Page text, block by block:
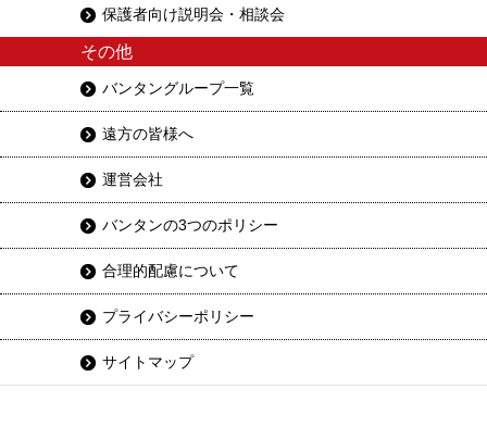
保護者向け説明会・相談会
その他
バンタングループ一覧
遠方の皆様へ
運営会社
バンタンの3つのポリシー
合理的配慮について
プライバシーポリシー
サイトマップ